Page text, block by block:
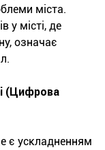
міста.
у місті, де
означає
(Цифрова
є ускладненням